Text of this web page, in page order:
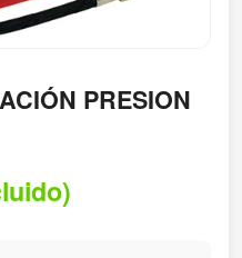
PRESION